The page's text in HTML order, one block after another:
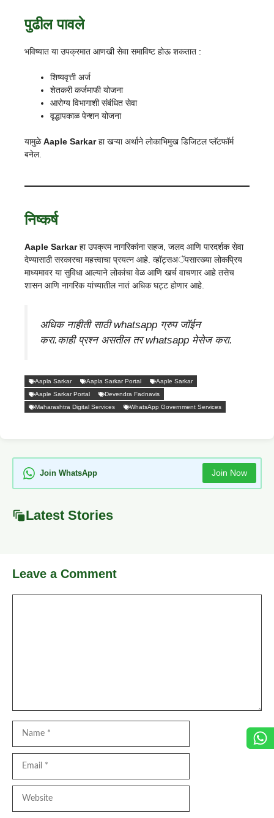
पुढील पावले
भविष्यात या उपक्रमात आणखी सेवा समाविष्ट होऊ शकतात :
शिष्यवृत्ती अर्ज
शेतकरी कर्जमाफी योजना
आरोग्य विभागाशी संबंधित सेवा
वृद्धापकाळ पेन्शन योजना
यामुळेAaple Sarkarहा खऱ्या अर्थाने लोकाभिमुख डिजिटल प्लॅटफॉर्म
बनेल.
निष्कर्ष
Aaple Sarkarहा उपक्रम नागरिकांना सहज, जलद आणि पारदर्शक सेवा
देण्यासाठी सरकारचा महत्त्वाचा प्रयत्न आहे. व्हॉट्सअॅपसारख्या लोकप्रिय
माध्यमावर या सुविधा आल्याने लोकांचा वेळ आणि खर्च वाचणार आहे तसेच
शासन आणि नागरिक यांच्यातील नातं अधिक घट्ट होणार आहे.
अधिक नाहीती साठी whatsapp ग्रुप जॉईन
करा.काही प्रश्न असतील तर whatsapp मेसेज करा.
Aapla Sarkar Aapla Sarkar Portal
Aaple Sarkar
Aaple Sarkar Portal
Devendra Fadnavis
Maharashtra Digital Services
WhatsApp Government Services
Join WhatsApp Join Now
Latest Stories
Leave a Comment